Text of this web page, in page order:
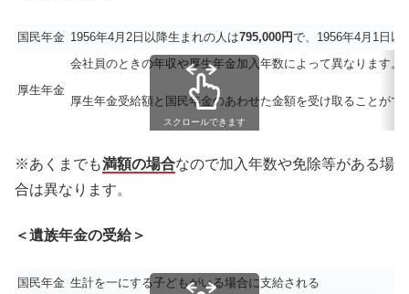
国民年金 1956年4月2日以降生まれの人は795,000円で、1956年4月1日以
厚生年金
会社員のときの年収や厚生年金加入年数によって異なります。
厚生年金受給額と国民年金のあわせた金額を受け取ることがで
スクロールできます
※あくまでも満額の場合なので加入年数や免除等がある場
合は異なります。
＜遺族年金の受給＞
国民年金 生計を一にする子どもがいる場合に支給される